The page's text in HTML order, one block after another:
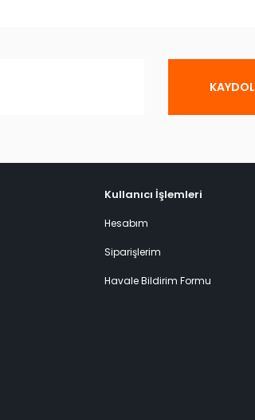
KAYDOL
Kullanıcı İşlemleri
Hesabım
Siparişlerim
Havale Bildirim Formu